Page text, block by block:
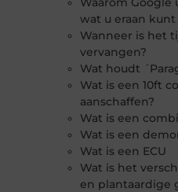
wat u eraan kunt
Wanneer is het
vervangen?
Wat houdt
Wat is een 10ft
aanschaffen?
Wat is een
Wat is een
Wat is een ECU
Wat is het
en plantaardige